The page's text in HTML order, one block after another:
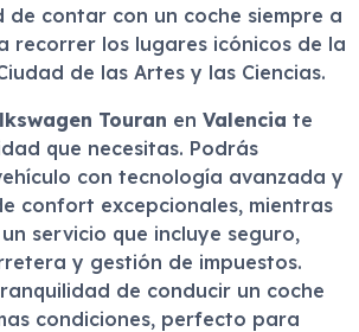
de contar con un coche siempre a
recorrer los lugares icónicos de la
de las Artes y las Ciencias.
Touran en Valencia te
que necesitas. Podrás
con tecnología avanzada y
confort excepcionales, mientras
servicio que incluye seguro,
y gestión de impuestos.
de conducir un coche
condiciones, perfecto para